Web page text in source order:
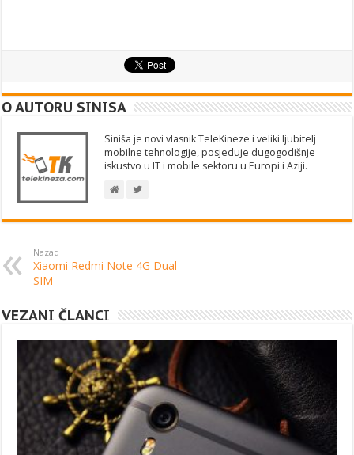
O AUTORU SINISA
Siniša je novi vlasnik TeleKineze i veliki ljubitelj
mobilne tehnologije, posjeduje dugogodišnje
iskustvo u IT i mobile sektoru u Europi i Aziji.
Nazad
Xiaomi Redmi Note 4G Dual
SIM
VEZANI ČLANCI